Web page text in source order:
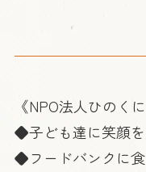
《NPO法人ひのく
◆子ども達に笑顔
◆フードバンクに